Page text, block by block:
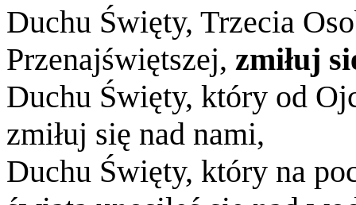
Duchu Święty, Trzecia
Przenajświętszej, zmiłuj
Duchu Święty, który od
zmiłuj się nad nami,
Duchu Święty, który na